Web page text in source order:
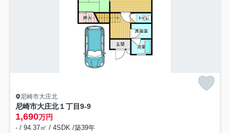
尼崎市大庄北
尼崎市大庄北１丁目9-9
1,690万円
- / 94.37㎡ / 4SDK /築39年